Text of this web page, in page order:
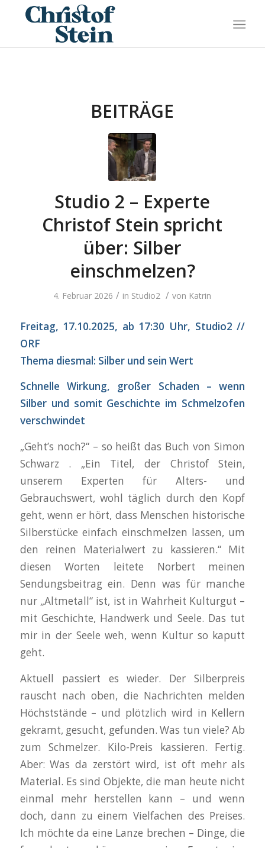
BEITRÄGE
Studio 2 – Experte
Christof Stein spricht
über: Silber
einschmelzen?
4. Februar 2026 / in Studio2 / von Katrin
Freitag, 17.10.2025, ab 17:30 Uhr, Studio2 //
ORF
Thema diesmal: Silber und sein Wert
Schnelle Wirkung, großer Schaden – wenn
Silber und somit Geschichte im Schmelzofen
verschwindet
„Geht’s noch?“ – so heißt das Buch von Simon
Schwarz . „Ein Titel, der Christof Stein,
unserem Experten für Alters- und
Gebrauchswert, wohl täglich durch den Kopf
geht, wenn er hört, dass Menschen historische
Silberstücke einfach einschmelzen lassen, um
den reinen Materialwert zu kassieren.“ Mit
diesen Worten leitete Norbert meinen
Sendungsbeitrag ein. Denn was für manche
nur „Altmetall“ ist, ist in Wahrheit Kulturgut –
mit Geschichte, Handwerk und Seele. Das tut
mir in der Seele weh, wenn Kultur so kaputt
geht.
Aktuell passiert es wieder. Der Silberpreis
rauscht nach oben, die Nachrichten melden
Höchststände – und plötzlich wird in Kellern
gekramt, gesucht, gefunden. Was tun viele? Ab
zum Schmelzer. Kilo-Preis kassieren. Fertig.
Aber: Was da zerstört wird, ist oft mehr als
Material. Es sind Objekte, die man heute nicht
einmal mehr herstellen kann – und wenn
doch, dann zu einem Vielfachen des Preises.
Ich möchte da eine Lanze brechen – Dinge, die